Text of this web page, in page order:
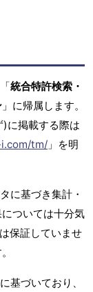
統合特許検索・
」に帰属します。
に掲載する際は
tm/ 」を明
に基づき集計・
ついては十分気
保証していませ
基づいており、